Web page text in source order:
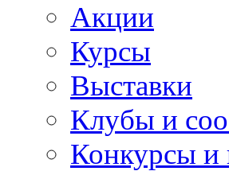
Акции
Курсы
Выставки
Клубы и
Конкурсы и